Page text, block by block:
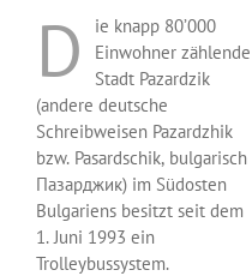
D
ie knapp 80’000
Einwohner zählende
Stadt Pazardzik
(andere deutsche
Schreibweisen Pazardzhik
bzw. Pasardschik, bulgarisch
Пазарджик) im Südosten
Bulgariens besitzt seit dem
1. Juni 1993 ein
Trolleybussystem.